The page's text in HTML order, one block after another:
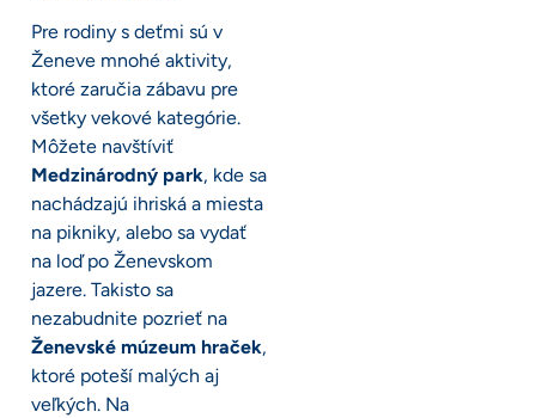
Pre rodiny s deťmi sú v
Ženeve mnohé aktivity,
ktoré zaručia zábavu pre
všetky vekové kategórie.
Môžete navštíviť
Medzinárodný park, kde sa
nachádzajú ihriská a miesta
na pikniky, alebo sa vydať
na loď po Ženevskom
jazere. Takisto sa
nezabudnite pozrieť na
Ženevské múzeum hraček,
ktoré poteší malých aj
veľkých. Na